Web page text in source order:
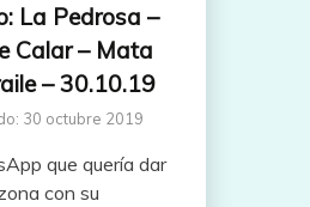
La Pedrosa –
Calar – Mata
– 30.10.19
30 octubre 2019
que quería dar
con su